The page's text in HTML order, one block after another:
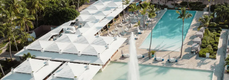
Accedere solo con l’email
Non ti sei ancora registrato ?